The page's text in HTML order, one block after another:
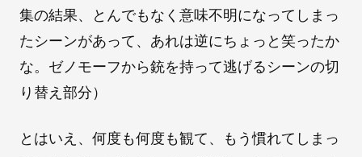
集の結果、とんでもなく意味不明になってしまっ
たシーンがあって、あれは逆にちょっと笑ったか
な。ゼノモーフから銃を持って逃げるシーンの切
り替え部分）
とはいえ、何度も何度も観て、もう慣れてしまっ